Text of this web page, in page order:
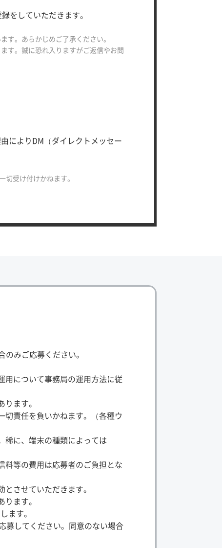
をしていただきます。
。あらかじめご了承ください。
す。誠に恐れ入りますがご返信やお問
によりDM（ダイレクトメッセー
受け付けかねます。
みご応募ください。
用について事務局の運用方法に従
ます。
責任を負いかねます。（各種ウ
稀に、端末の種類によっては
料等の費用は応募者のご負担とな
させていただきます。
ます。
ます。
募してください。同意のない場合